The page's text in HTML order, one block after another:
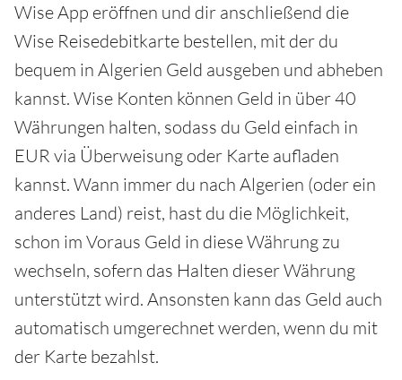
Wise App eröffnen und dir anschließend die
Wise Reisedebitkarte bestellen, mit der du
bequem in Algerien Geld ausgeben und abheben
kannst. Wise Konten können Geld in über 40
Währungen halten, sodass du Geld einfach in
EUR via Überweisung oder Karte aufladen
kannst. Wann immer du nach Algerien (oder ein
anderes Land) reist, hast du die Möglichkeit,
schon im Voraus Geld in diese Währung zu
wechseln, sofern das Halten dieser Währung
unterstützt wird. Ansonsten kann das Geld auch
automatisch umgerechnet werden, wenn du mit
der Karte bezahlst.